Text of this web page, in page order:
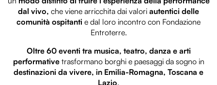
dal vivo, che viene arricchita dai valori autentici delle
comunità ospitanti e dal loro incontro con Fondazione
Entroterre.
Oltre 60 eventi tra musica, teatro, danza e arti
performative trasformano borghi e paesaggi da sogno in
destinazioni da vivere, in Emilia-Romagna, Toscana e
Lazio.